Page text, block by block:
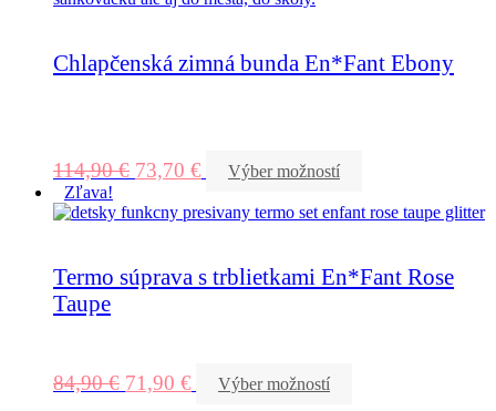
Chlapčenská zimná bunda En*Fant Ebony
114,90€ 73,70 €
Výber možností
Zľava!
Termo súprava s trblietkami En*Fant Rose
Taupe
84,90€ 71,90 € Výber možností